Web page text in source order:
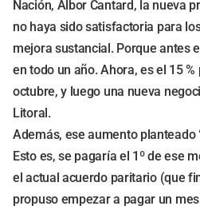
Nación, Albor Cantard, la nueva
no haya sido satisfactoria para
mejora sustancial. Porque antes
en todo un año. Ahora, es el 15
octubre, y luego una nueva
Litoral.
Además, ese aumento planteado
Esto es, se pagaría el 1º de ese
el actual acuerdo paritario (que
propuso empezar a pagar un